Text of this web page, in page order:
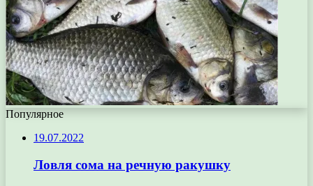
Популярное
19.07.2022
Ловля сома на речную ракушку